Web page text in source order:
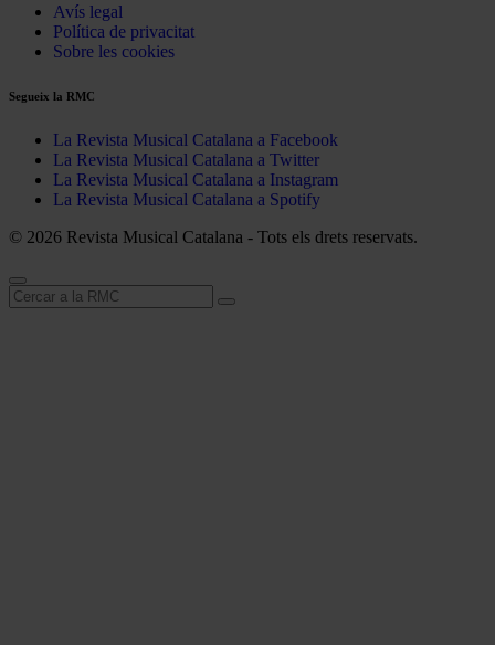
Avís legal
Política de privacitat
Sobre les cookies
Segueix la RMC
La Revista Musical Catalana a Facebook
La Revista Musical Catalana a Twitter
La Revista Musical Catalana a Instagram
La Revista Musical Catalana a Spotify
© 2026 Revista Musical Catalana - Tots els drets reservats.
Cerca